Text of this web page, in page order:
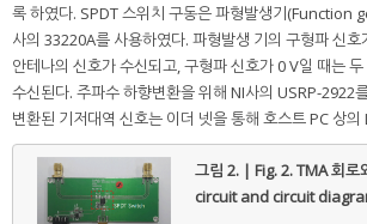
록 하였다. SPDT 스위치 구동은 파형발생기
사의 33220A를 사용하였다. 파형발생 기의 구형파 신호
안테나의 신호가 수신되고, 구형파 신호가 0 V일 때는
수신된다. 주파수 하향변환을 위해 NI사의 USRP-2922
변환된 기저대역 신호는 이더 넷을 통해 호스트 PC 상
그림 2. | Fig. 2.TMA 회로
circuit and circuit